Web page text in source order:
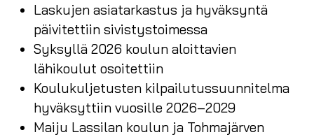
Laskujen asiatarkastus ja hyväksyntä
päivitettiin sivistystoimessa
Syksyllä 2026 koulun aloittavien
lähikoulut osoitettiin
Koulukuljetusten kilpailutussuunnitelma
hyväksyttiin vuosille 2026–2029
Maiju Lassilan koulun ja Tohmajärven